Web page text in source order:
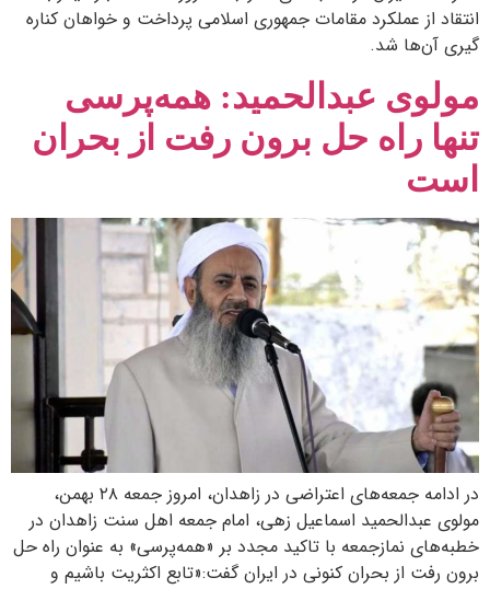
انتقاد از عملکرد مقامات جمهوری اسلامی پرداخت و خواهان کناره‌
گیری آن‌ها شد.
مولوی عبدالحمید: همه‌پرسی
تنها راه حل برون رفت از بحران
است
در ادامه جمعه‌های اعتراضی در زاهدان، امروز جمعه ۲۸ بهمن،
مولوی عبدالحمید اسماعیل زهی، امام جمعه اهل سنت زاهدان در
خطبه‌های نمازجمعه با تاکید مجدد بر «همه‌پرسی» به عنوان راه حل
برون رفت از بحران کنونی در ایران گفت:«تابع اکثریت باشیم و